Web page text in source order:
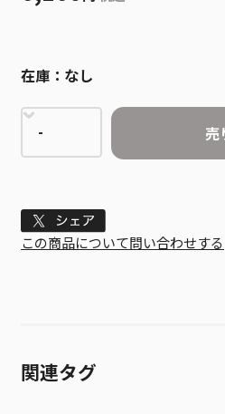
在庫： なし
売
Tweet
この商品について問い合わせする
関連タグ